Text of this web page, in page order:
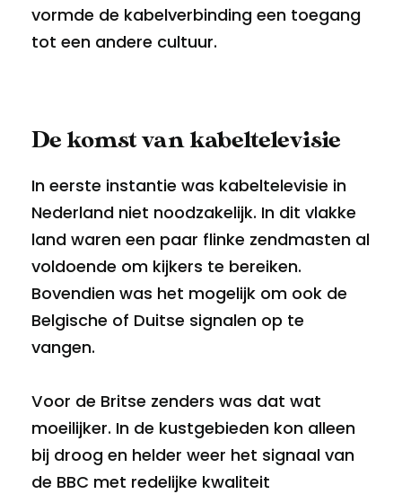
vormde de kabelverbinding een toegang
tot een andere cultuur.
De komst van kabeltelevisie
In eerste instantie was kabeltelevisie in
Nederland niet noodzakelijk. In dit vlakke
land waren een paar flinke zendmasten al
voldoende om kijkers te bereiken.
Bovendien was het mogelijk om ook de
Belgische of Duitse signalen op te
vangen.
Voor de Britse zenders was dat wat
moeilijker. In de kustgebieden kon alleen
bij droog en helder weer het signaal van
de BBC met redelijke kwaliteit